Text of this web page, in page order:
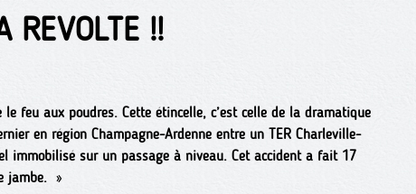
REVOLTE !!
feu aux poudres. Cette étincelle, c’est celle de la dramatique
en région Champagne-Ardenne entre un TER Charleville-
immobilisé sur un passage à niveau. Cet accident a fait 17
jambe. »